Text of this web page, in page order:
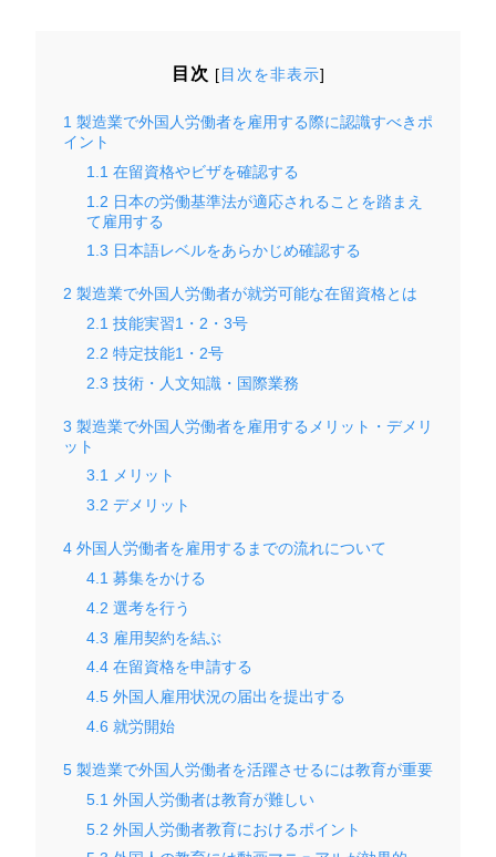
目次 [目次を非表示]
1 製造業で外国人労働者を雇用する際に認識すべきポ
イント
1.1 在留資格やビザを確認する
1.2 日本の労働基準法が適応されることを踏まえ
て雇用する
1.3 日本語レベルをあらかじめ確認する
2 製造業で外国人労働者が就労可能な在留資格とは
2.1 技能実習1・2・3号
2.2 特定技能1・2号
2.3 技術・人文知識・国際業務
3 製造業で外国人労働者を雇用するメリット・デメリ
ット
3.1 メリット
3.2 デメリット
4 外国人労働者を雇用するまでの流れについて
4.1 募集をかける
4.2 選考を行う
4.3 雇用契約を結ぶ
4.4 在留資格を申請する
4.5 外国人雇用状況の届出を提出する
4.6 就労開始
5 製造業で外国人労働者を活躍させるには教育が重要
5.1 外国人労働者は教育が難しい
5.2 外国人労働者教育におけるポイント